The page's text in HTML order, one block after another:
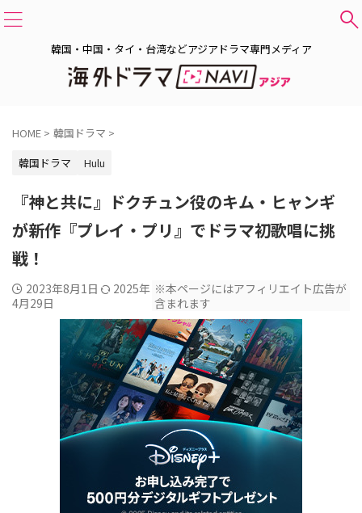
韓国・中国・タイ・台湾などアジアドラマ専門メディア
HOME > 韓国ドラマ >
韓国ドラマ
Hulu
『神と共に』ドクチュン役のキム・ヒャンギ
が新作『プレイ・プリ』でドラマ初歌唱に挑
戦！
2023年8月1日
2025年
4月29日
※本ページにはアフィリエイト広告が
含まれます